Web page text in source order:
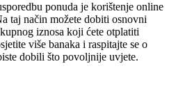
ponuda je korištenje online
taj način možete dobiti osnovni
iznosa koji ćete otplatiti
više banaka i raspitajte se o
dobili što povoljnije uvjete.